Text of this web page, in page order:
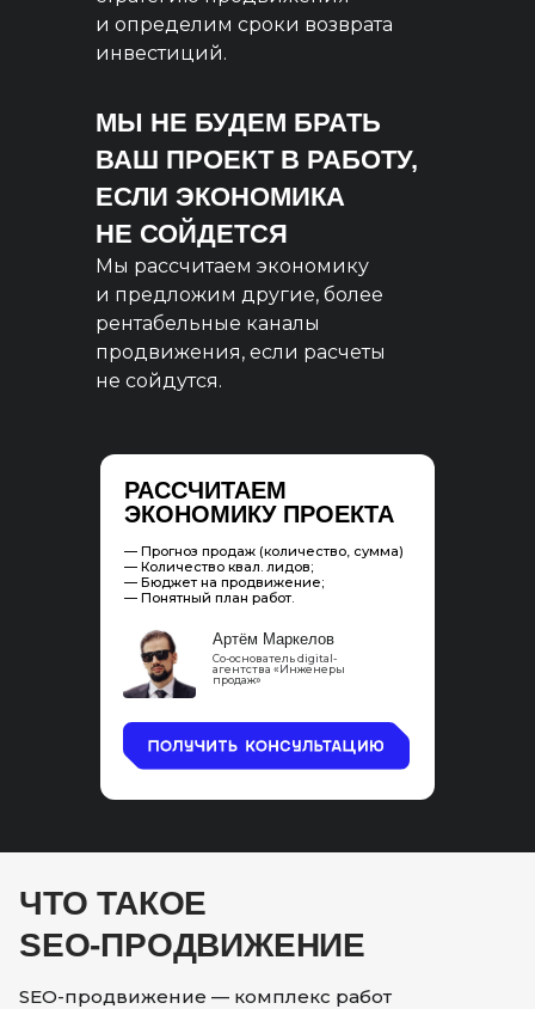
и определим сроки возврата
инвестиций.
МЫ НЕ БУДЕМ БРАТЬ
ВАШ ПРОЕКТ В РАБОТУ,
ЕСЛИ ЭКОНОМИКА
НЕ СОЙДЕТСЯ
Мы рассчитаем экономику
и предложим другие, более
рентабельные каналы
продвижения, если расчеты
не сойдутся.
Со-основатель digital-
агентства «Инженеры
продаж»
Артём Маркелов
РАССЧИТАЕМ
ЭКОНОМИКУ ПРОЕКТА
— Прогноз продаж (количество, сумма)
— Количество квал. лидов;
— Бюджет на продвижение;
— Понятный план работ.
ЧТО ТАКОЕ
SEO-ПРОДВИЖЕНИЕ
SEO-продвижение — комплекс работ